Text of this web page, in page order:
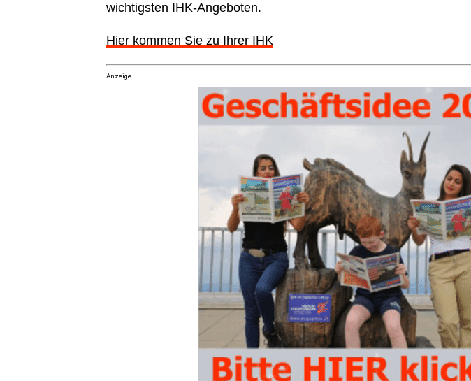
wich­tigs­ten IHK-Angeboten.
Hier kom­men Sie zu Ihrer IHK
Anzeige